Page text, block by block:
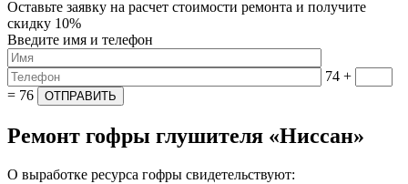
Оставьте заявку на расчет стоимости ремонта и получите
скидку 10%
Введите имя и телефон​
74 +
= 76
Ремонт гофры глушителя «Ниссан»
О выработке ресурса гофры свидетельствуют: